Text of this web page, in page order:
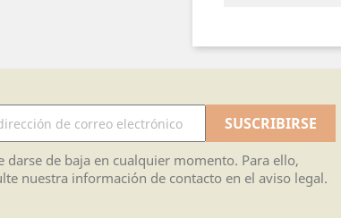
darse de baja en cualquier momento. Para ello,
nuestra información de contacto en el aviso legal.